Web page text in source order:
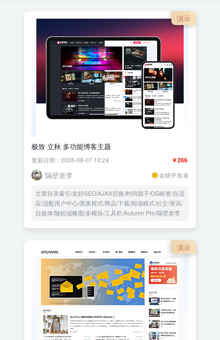
演示
极致·立秋 多功能博客主题
￥266
更新日期：2026-08-07 10:24
隔壁老李 金牌开发者
文章目录索引/友好SEO/AJAX切换/时间因子/OG标签/自适
应/适配用户中心/黑夜模式/商品/下载/阅读模式/社交/资讯/
自媒体/随机缩略图/多模块/工具栏/Autumn Pro/隔壁老李
演示